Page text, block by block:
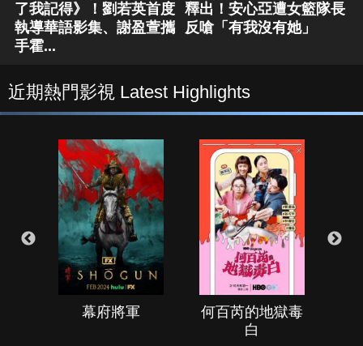
了我記得》！劉若英首度
執導華語影集、謝盈萱攜
手霍...
釋出！安心亞遭女籃隊長
反嗆「有我沒有她」
近期熱門影視 Latest Highlights
幕府將軍
何百芮的地獄毒
白